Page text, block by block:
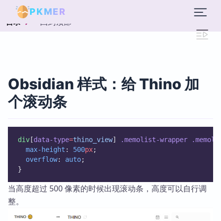
PKMER
目录 回到顶部
Obsidian 样式：给 Thino 加
个滚动条
div [data-type=thino_view] .memolist-wrapper
max-height : 500px;
overflow: auto;
}
当高度超过 500 像素的时候出现滚动条，高度可以自行调
整。